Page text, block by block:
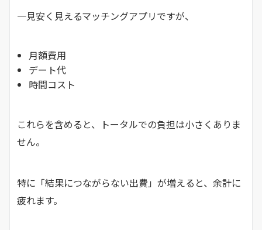
一見安く見えるマッチングアプリですが、
月額費用
デート代
時間コスト
これらを含めると、トータルでの負担は小さくありま
せん。
特に「結果につながらない出費」が増えると、余計に
疲れます。